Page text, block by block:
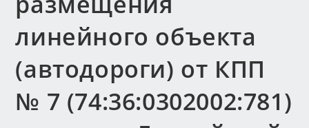
линейного объекта
(автодороги) от КПП
№ 7 (74:36:0302002:781)